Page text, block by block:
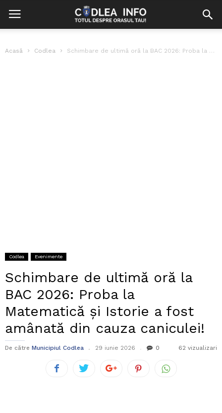
Acasă Codlea Schimbare de ultimă oră la BAC 2026: Proba la Matematică și Istorie...
Codlea Evenimente
Schimbare de ultimă oră la
BAC 2026: Proba la
Matematică și Istorie a fost
amânată din cauza caniculei!
De către Municipiul Codlea 29 iunie 2026 0 62 vizualizari